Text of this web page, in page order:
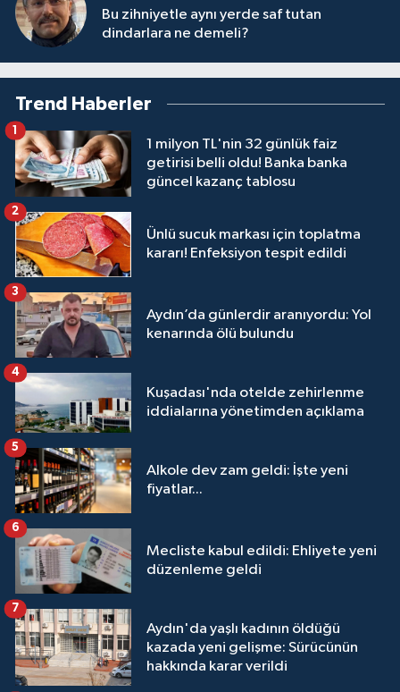
Bu zihniyetle aynı yerde saf tutan
dindarlara ne demeli?
Trend Haberler
1 milyon TL'nin 32 günlük faiz
getirisi belli oldu! Banka banka
güncel kazanç tablosu
1
Ünlü sucuk markası için toplatma
kararı! Enfeksiyon tespit edildi
2
Aydın’da günlerdir aranıyordu: Yol
kenarında ölü bulundu
3
Kuşadası'nda otelde zehirlenme
iddialarına yönetimden açıklama
4
Alkole dev zam geldi: İşte yeni
fiyatlar...
5
Mecliste kabul edildi: Ehliyete yeni
düzenleme geldi
6
Aydın'da yaşlı kadının öldüğü
kazada yeni gelişme: Sürücünün
hakkında karar verildi
7